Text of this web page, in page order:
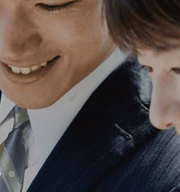
年 07 月 成交
四維天廈
新竹市新竹市四維路
115 月 成交
菁英典藏
新竹市新竹市慈祥路